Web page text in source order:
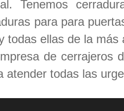
Tenemos
para para
todas ellas de la más
de cerrajeros
atender todas las